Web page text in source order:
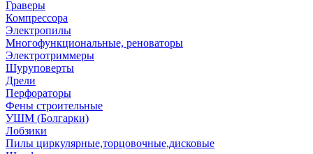
Граверы
Компрессора
Электропилы
Многофункциональные, реноваторы
Электротриммеры
Шуруповерты
Дрели
Перфораторы
Фены строительные
УШМ (Болгарки)
Лобзики
Пилы циркулярные,торцовочные,дисковые